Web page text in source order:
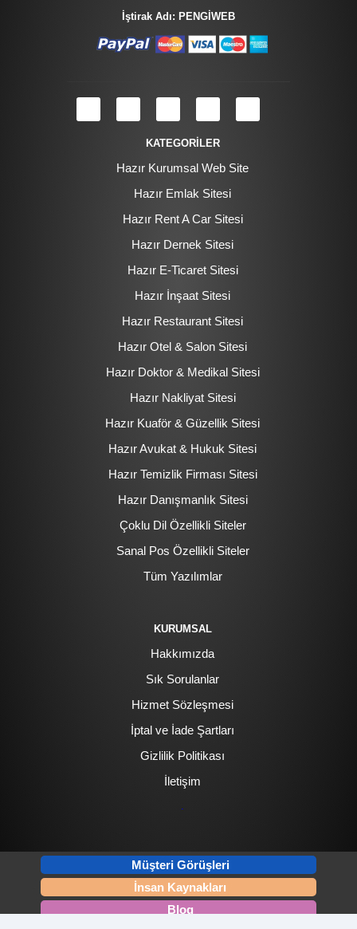
İştirak Adı: PENGİWEB
KATEGORİLER
Hazır Kurumsal Web Site
Hazır Emlak Sitesi
Hazır Rent A Car Sitesi
Hazır Dernek Sitesi
Hazır E-Ticaret Sitesi
Hazır İnşaat Sitesi
Hazır Restaurant Sitesi
Hazır Otel & Salon Sitesi
Hazır Doktor & Medikal Sitesi
Hazır Nakliyat Sitesi
Hazır Kuaför & Güzellik Sitesi
Hazır Avukat & Hukuk Sitesi
Hazır Temizlik Firması Sitesi
Hazır Danışmanlık Sitesi
Çoklu Dil Özellikli Siteler
Sanal Pos Özellikli Siteler
Tüm Yazılımlar
KURUMSAL
Hakkımızda
Sık Sorulanlar
Hizmet Sözleşmesi
İptal ve İade Şartları
Gizlilik Politikası
İletişim
.
Müşteri Görüşleri
İnsan Kaynakları
Blog